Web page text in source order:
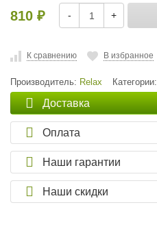
810 ₽ - +
К сравнению В избранное
Производитель: Relax Категории:
Доставка
Оплата
Наши гарантии
Наши скидки